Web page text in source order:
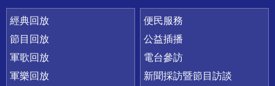
經典回放
節目回放
軍歌回放
軍樂回放
便民服務
公益插播
電台參訪
新聞採訪暨節目訪談